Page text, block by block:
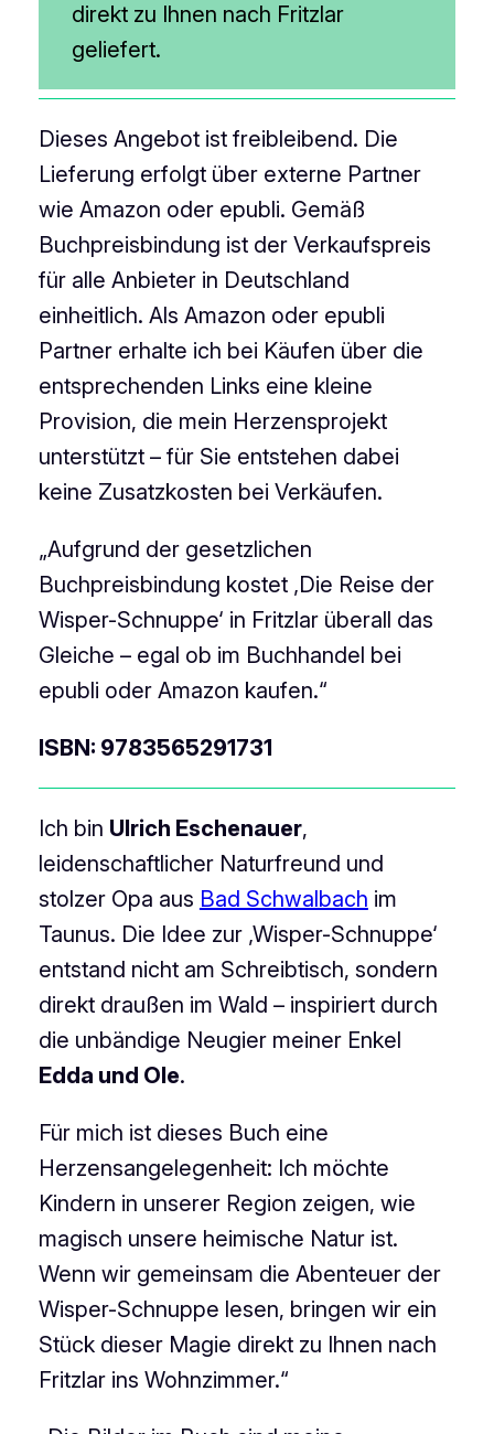
direkt zu Ihnen nach Fritzlar
geliefert.
Dieses Angebot ist freibleibend. Die
Lieferung erfolgt über externe Partner
wie Amazon oder epubli. Gemäß
Buchpreisbindung ist der Verkaufspreis
für alle Anbieter in Deutschland
einheitlich. Als Amazon oder epubli
Partner erhalte ich bei Käufen über die
entsprechenden Links eine kleine
Provision, die mein Herzensprojekt
unterstützt – für Sie entstehen dabei
keine Zusatzkosten bei Verkäufen.
„Aufgrund der gesetzlichen
Buchpreisbindung kostet ‚Die Reise der
Wisper-Schnuppe‘ in Fritzlar überall das
Gleiche – egal ob im Buchhandel bei
epubli oder Amazon kaufen.“
ISBN: 9783565291731
Ich bin Ulrich Eschenauer,
leidenschaftlicher Naturfreund und
stolzer Opa aus Bad Schwalbach im
Taunus. Die Idee zur ‚Wisper-Schnuppe‘
entstand nicht am Schreibtisch, sondern
direkt draußen im Wald – inspiriert durch
die unbändige Neugier meiner Enkel
Edda und Ole.
Für mich ist dieses Buch eine
Herzensangelegenheit: Ich möchte
Kindern in unserer Region zeigen, wie
magisch unsere heimische Natur ist.
Wenn wir gemeinsam die Abenteuer der
Wisper-Schnuppe lesen, bringen wir ein
Stück dieser Magie direkt zu Ihnen nach
Fritzlar ins Wohnzimmer.“